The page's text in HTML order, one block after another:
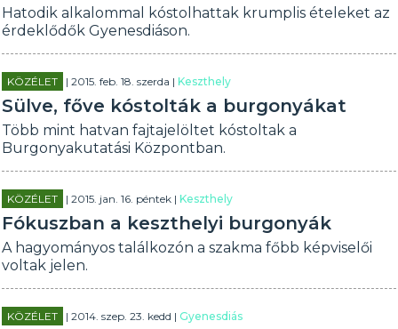
Hatodik alkalommal kóstolhattak krumplis ételeket az
érdeklődők Gyenesdiáson.
KÖZÉLET | 2015. feb. 18. szerda |Keszthely
Sülve, főve kóstolták a burgonyákat
Több mint hatvan fajtajelöltet kóstoltak a
Burgonyakutatási Központban.
KÖZÉLET | 2015. jan. 16. péntek |Keszthely
Fókuszban a keszthelyi burgonyák
A hagyományos találkozón a szakma főbb képviselői
voltak jelen.
KÖZÉLET | 2014. szep. 23. kedd |Gyenesdiás